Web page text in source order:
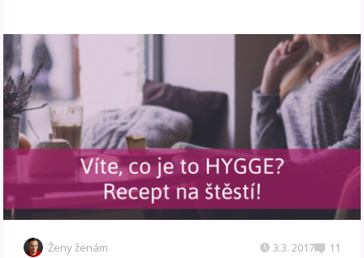
Ženy ženám 3.3. 2017 11